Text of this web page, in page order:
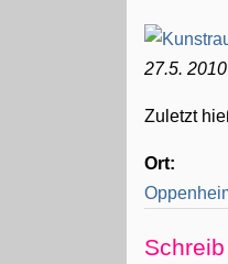
27.5. 2010
Zuletzt
Ort: